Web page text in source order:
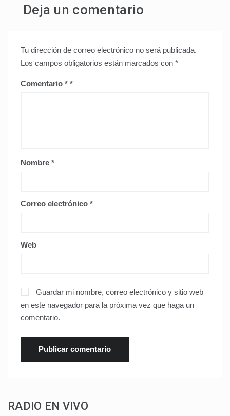
Deja un comentario
Tu dirección de correo electrónico no será publicada.
Los campos obligatorios están marcados con *
Comentario *
Nombre *
Correo electrónico *
Web
Guardar mi nombre, correo electrónico y sitio web
en este navegador para la próxima vez que haga un
comentario.
RADIO EN VIVO